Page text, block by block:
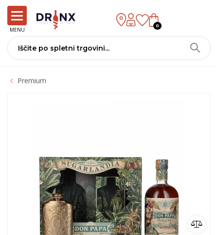
MENU
0
Premium